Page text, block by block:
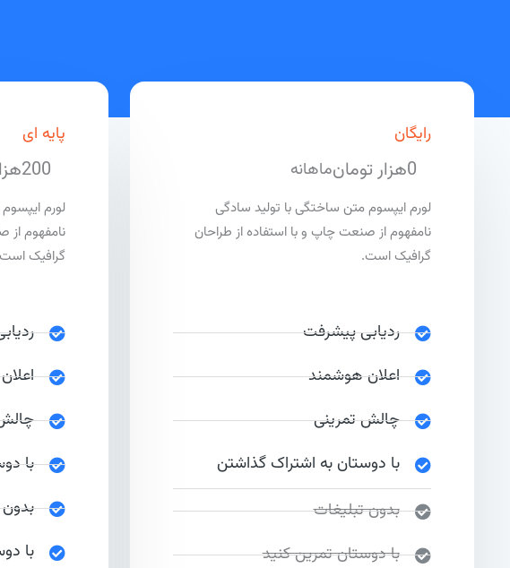
رایگان
0هزار تومان ماهانه
لورم ایپسوم متن ساختگی با تولید سادگی
نامفهوم از صنعت چاپ و با استفاده از طراحان
گرافیک است.
ردیابی پیشرفت
اعلان هوشمند
چالش تمرینی
با دوستان به اشتراک گذاشتن
بدون تبلیغات
با دوستان تمرین کنید
پایه ای
200هزار تومان
لورم
نامفهوم از
گرافیک
با
با